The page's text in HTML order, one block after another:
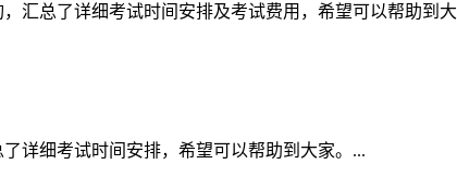
汇总了详细考试时间安排及考试费用，希望可以帮助到
详细考试时间安排，希望可以帮助到大家。...